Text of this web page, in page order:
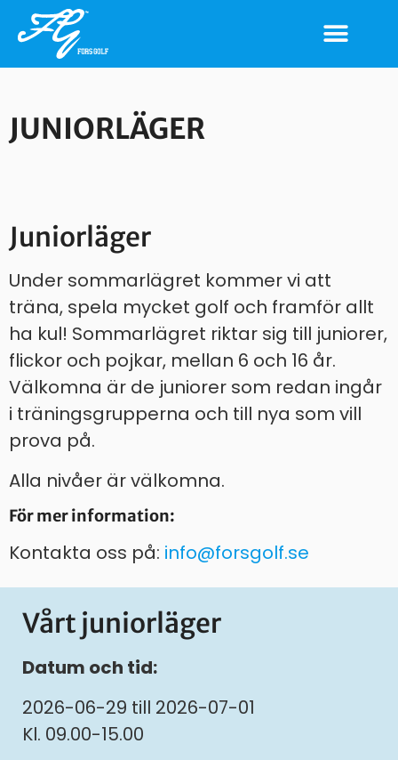
JUNIORLÄGER
Juniorläger
Under sommarlägret kommer vi att
träna, spela mycket golf och framför allt
ha kul! Sommarlägret riktar sig till juniorer,
flickor och pojkar, mellan 6 och 16 år.
Välkomna är de juniorer som redan ingår
i träningsgrupperna och till nya som vill
prova på.
Alla nivåer är välkomna.
För mer information:
Kontakta oss på: info@forsgolf.se
Vårt juniorläger
Datum och tid:
2026-06-29 till 2026-07-01
Kl. 09.00-15.00